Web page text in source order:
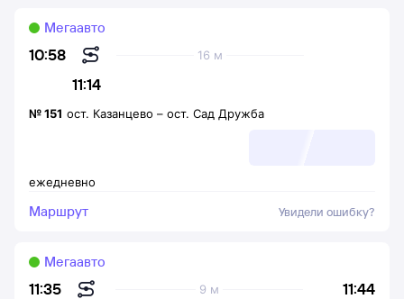
10:58
11:14
16 м
Мегаавто
ежедневно
№151 ост. Казанцево – ост. Сад Дружба
Маршрут Увидели ошибку?
11:35 11:44
9 м
Мегаавто